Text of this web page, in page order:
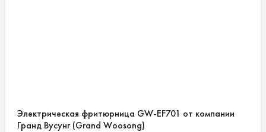
Электрическая фритюрница GW-EF701 от компании
Гранд Вусунг (Grand Woosong)